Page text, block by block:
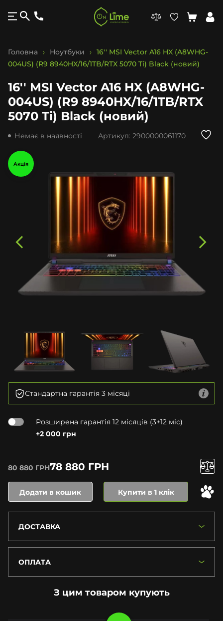
Головна Ноутбуки
16'' MSI Vector A16 HX (A8WHG-
004US) (R9 8940HX/16/1TB/RTX 5070 Ti) Black (новий)
16'' MSI Vector A16 HX (A8WHG-
004US) (R9 8940HX/16/1TB/RTX
5070 Ti) Black (новий)
Немає в наявності Артикул: 2900000061170
Акція
Стандартна гарантія 3 місяці
Розширена гарантія 12 місяців (3+12 міс)
+2 000 грн
80 880 ГРН78 880 ГРН
Додати в кошик Купити в 1 клік
ДОСТАВКА
ОПЛАТА
З цим товаром купують